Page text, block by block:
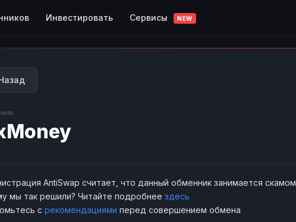
Инвестировать Сервисы NEW
AntiSwap считает, что данный обменник занимается скамом
мы так решили? Читайте подробнее здесь
с рекомендациями перед совершением обмена